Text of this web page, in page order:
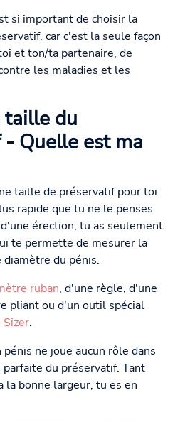
si important de choisir la
car c'est la seule façon
et ton/ta partenaire, de
les maladies et les
taille du
Quelle est ma
taille de préservatif pour toi
rapide que tu ne le penses
érection, tu as seulement
te permette de mesurer la
du pénis.
ruban, d'une règle, d'une
pliant ou d'un outil spécial
Sizer.
ne joue aucun rôle dans
du préservatif. Tant
la bonne largeur, tu es en